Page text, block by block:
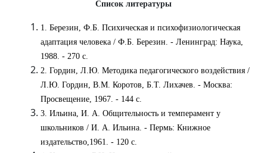
Список литературы
1. Березин, Ф.Б. Психическая и психофизиологическая
адаптация человека / Ф.Б. Березин. - Ленинград: Наука,
1988. - 270 с.
2. Гордин, Л.Ю. Методика педагогического воздействия /
Л.Ю. Гордин, В.М. Коротов, Б.Т. Лихачев. - Москва:
Просвещение, 1967. - 144 с.
3. Ильина, И. А. Общительность и темперамент у
школьников / И. А. Ильина. - Пермь: Книжное
издательство,1961. - 120 с.